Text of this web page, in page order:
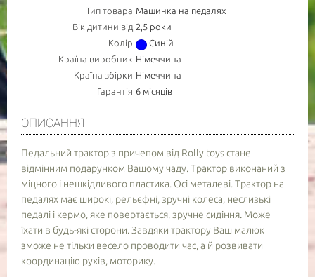
Тип товара Машинка на педалях
Вік дитини від 2,5 роки
Колір
Синій
Країна виробник Німеччина
Країна збірки Німеччина
Гарантія 6 місяців
ОПИСАННЯ
Педальний трактор з причепом від Rolly toys стане
відмінним подарунком Вашому чаду. Трактор виконаний з
міцного і нешкідливого пластика. Осі металеві. Трактор на
педалях має широкі, рельєфні, зручні колеса, неслизькі
педалі і кермо, яке повертається, зручне сидіння. Може
їхати в будь-які сторони. Завдяки трактору Ваш малюк
зможе не тільки весело проводити час, а й розвивати
координацію рухів, моторику.